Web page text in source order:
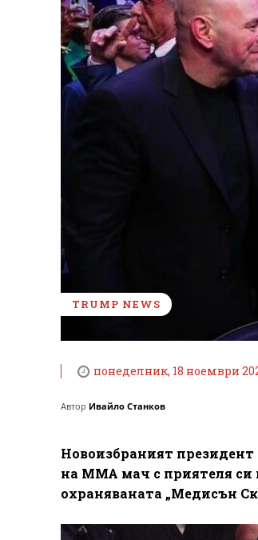
TRUMP NEWS
понеделник, 18 ноември
Автор Ивайло Станков
Новоизбраният
на ММА мач с приятеля си
охраняваната „Медисън